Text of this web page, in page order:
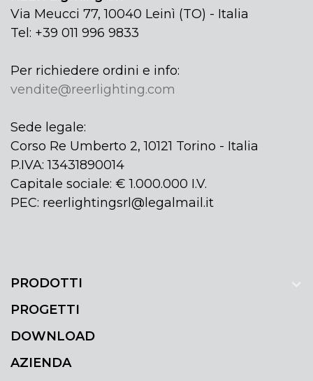
Via Meucci 77, 10040 Leinì (TO) - Italia
Tel: +39 011 996 9833
Per richiedere ordini e info:
vendite@reerlighting.com
Sede legale:
Corso Re Umberto 2, 10121 Torino - Italia
P.IVA: 13431890014
Capitale sociale: € 1.000.000 I.V.
PEC: reerlightingsrl@legalmail.it
PRODOTTI
PROGETTI
DOWNLOAD
AZIENDA